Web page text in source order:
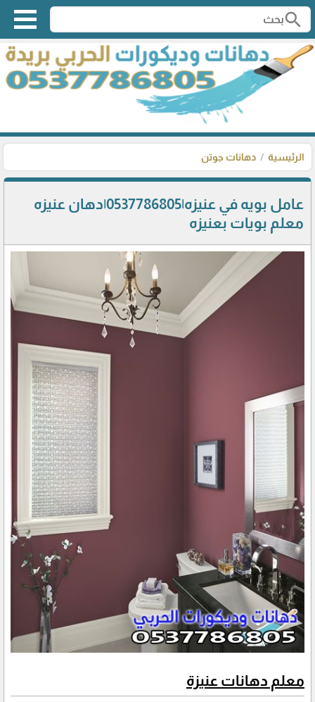
search
الرئيسية دهانات جوتن
عامل بويه في عنيزه|0537786805|دهان عنيزه
معلم بويات بعنيزه
معلم دهانات عنيزة